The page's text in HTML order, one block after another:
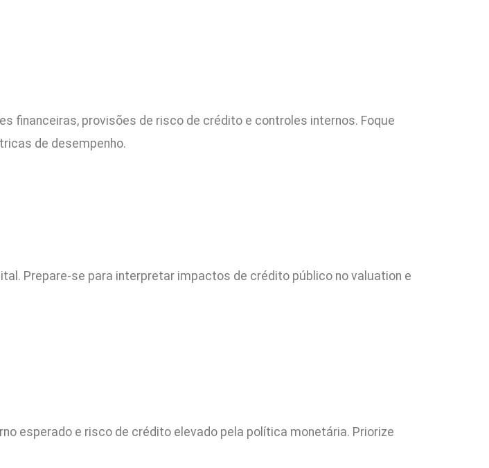
provisões de risco de crédito e controles internos. Foque
de desempenho.
Prepare-se para interpretar impactos de crédito público no valuation e
esperado e risco de crédito elevado pela política monetária. Priorize